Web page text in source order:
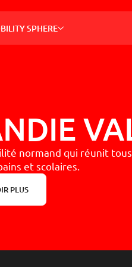
SPHERE
THE
normand qui réunit
et scolaires.
PLUS